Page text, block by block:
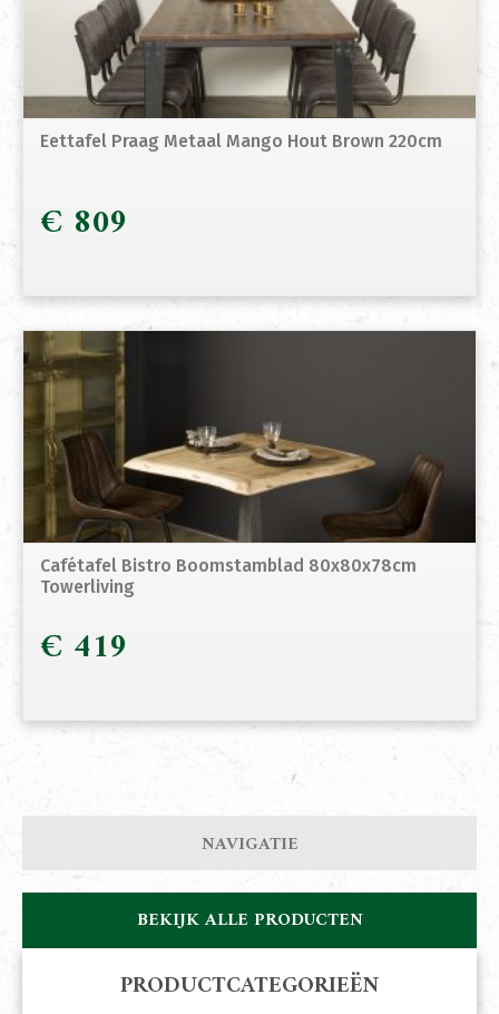
Eettafel Praag Metaal Mango Hout Brown 220cm
€ 809
Cafétafel Bistro Boomstamblad 80x80x78cm
Towerliving
€ 419
NAVIGATIE
BEKIJK ALLE PRODUCTEN
PRODUCTCATEGORIEËN